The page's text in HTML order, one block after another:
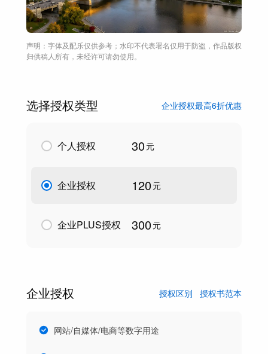
声明：字体及配乐仅供参考；水印不代表署名仅用于防盗，作品版权
归供稿人所有，未经许可请勿使用。
选择授权类型 企业授权最高6折优惠
个人授权 30元
企业授权 120 元
企业PLUS授权 300元
企业授权 授权区别 授权书范本
网站/自媒体/电商等数字用途